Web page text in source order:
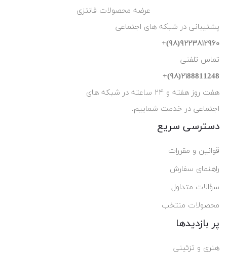
عرضه محصولات فانتزی
پشتیبانی در شبکه های اجتماعی
۹۲۲۳۸۱۲۹۶۰(۹۸)+
تماس تلفنی
۲۱88811248(۹۸)+
هفت روز هفته و ۲۴ ساعته در شبکه های
اجتماعی در خدمت شماییم.
دسترسی سریع
قوانین و مقررات
راهنمای سفارش
سؤالات متداول
محصولات منتخب
پر بازدیدها
هنری و تزئینی